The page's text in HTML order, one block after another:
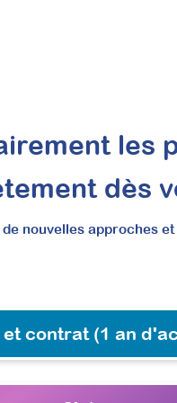
psychomoteurs, vous
les
dès
nouvelles approches
et contrat (1 an